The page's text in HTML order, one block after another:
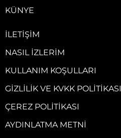
KÜNYE
İLETIŞIM
NASIL İZLERIM
KULLANIM KOŞULLARI
GIZLILIK VE KVKK POLITIKASI
ÇEREZ POLITIKASI
AYDINLATMA METNI